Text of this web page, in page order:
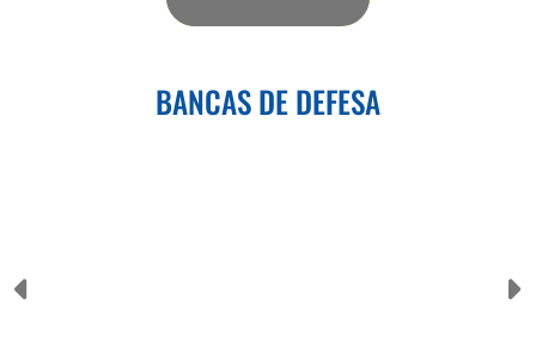
BANCAS DE DEFESA